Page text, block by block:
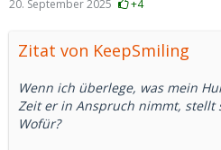
20. September 2025 +4
Zitat von KeepSmiling
Wenn ich überlege, was mein
Zeit er in Anspruch nimmt, stellt
Wofür?